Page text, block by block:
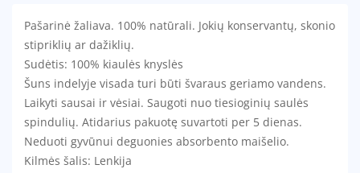
Pašarinė žaliava. 100% natūrali. Jokių konservantų, skonio
stipriklių ar dažiklių.
Sudėtis: 100% kiaulės knyslės
Šuns indelyje visada turi būti švaraus geriamo vandens.
Laikyti sausai ir vėsiai. Saugoti nuo tiesioginių saulės
spindulių. Atidarius pakuotę suvartoti per 5 dienas.
Neduoti gyvūnui deguonies absorbento maišelio.
Kilmės šalis: Lenkija